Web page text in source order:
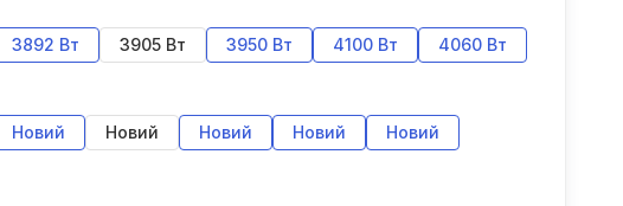
3892 Вт 3905 Вт 3950 Вт 4100 Вт 4060 Вт
Новий Новий Новий Новий Новий